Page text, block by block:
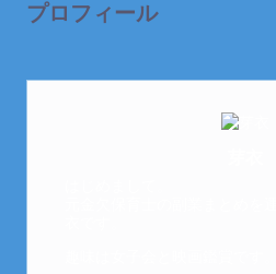
プロフィール